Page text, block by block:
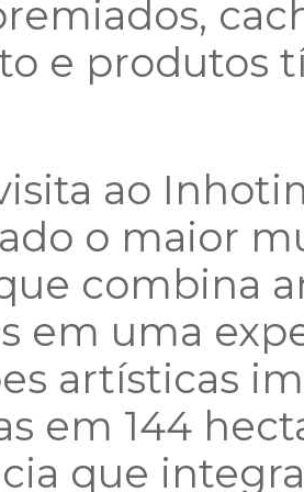
e produtos
ao
o maior
combina
em uma
artísticas
em 144
que